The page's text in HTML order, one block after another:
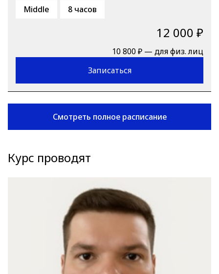
Middle 8 часов
12 000 ₽
10 800 ₽ — для физ. лиц
Записаться
Смотреть полное расписание
Курс проводят